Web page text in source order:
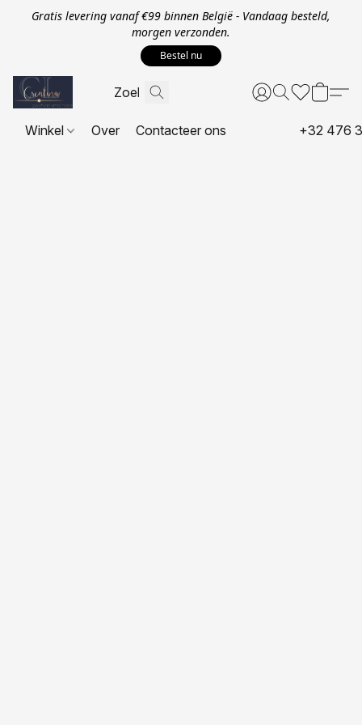
Gratis levering vanaf €99 binnen België - Vandaag besteld,
morgen verzonden.
Bestel nu
Winkel Over Contacteer ons +32 476